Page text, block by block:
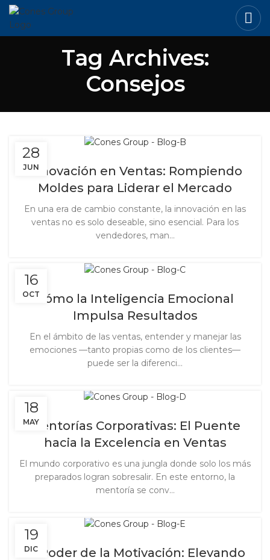
Tag Archives:
Consejos
28
JUN
Innovación en Ventas: Rompiendo
Moldes para Liderar el Mercado
En una era de cambio constante, la innovación en las
ventas no es solo deseable, sino esencial. Para los
vendedores, man...
16
OCTCómo la Inteligencia Emocional
Impulsa Resultados
En el ámbito de las ventas, entender y manejar las
emociones —tanto propias como de los clientes—
puede ser la diferenci...
18
MAY
Mentorías Corporativas: El Puente
hacia la Excelencia en Ventas
El mundo corporativo es una jungla donde solo los más
preparados logran sobresalir. En este entorno, la
mentoría se conv...
19
DIC
El Poder de la Motivación: Elevando